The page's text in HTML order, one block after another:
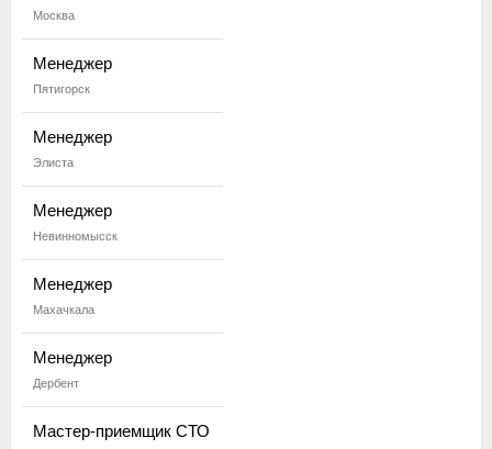
Москва
Менеджер
Пятигорск
Менеджер
Элиста
Менеджер
Невинномысск
Менеджер
Махачкала
Менеджер
Дербент
Мастер-приемщик СТО